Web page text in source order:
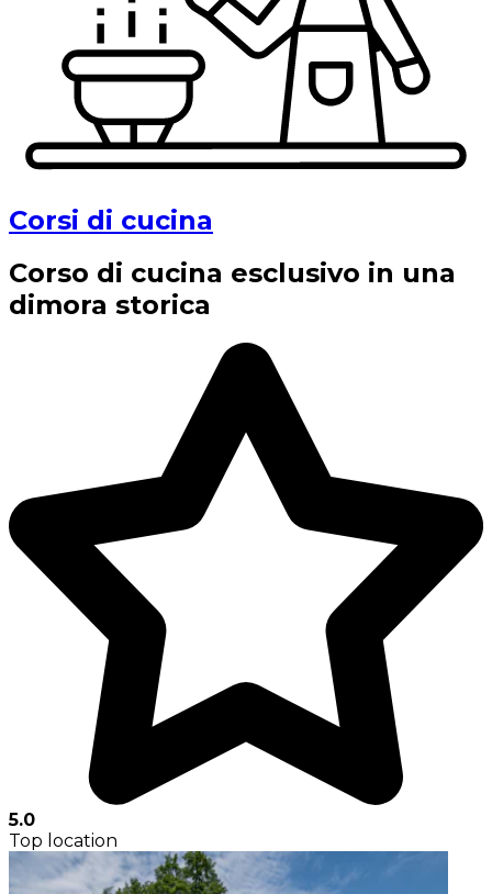
Corsi di cucina
Corso di cucina esclusivo in una
dimora storica
5.0
Top location